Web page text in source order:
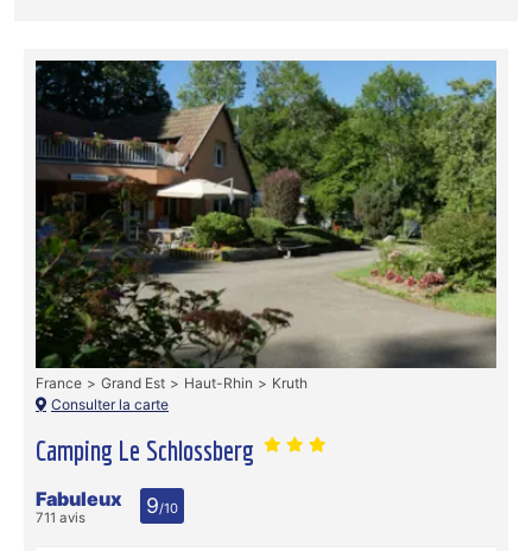
Camping Le Schlossberg
France Grand Est Haut-Rhin
Kruth
Consulter la carte
Fabuleux
711 avis 9/10